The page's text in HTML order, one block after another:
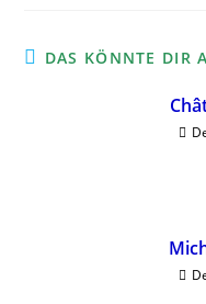
DAS KÖNNTE DIR